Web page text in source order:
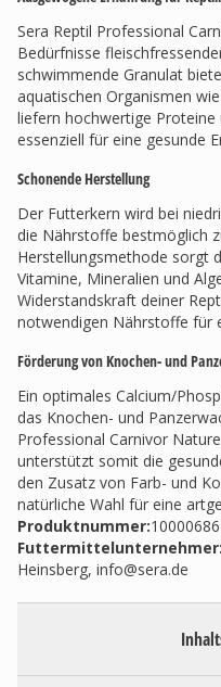
Sera Reptil Professional
Bedürfnisse
schwimmende Granulat
aquatischen Organismen
liefern hochwertige
essenziell für eine gesunde
Schonende Herstellung
Der Futterkern wird bei
die Nährstoffe bestmöglich
Herstellungsmethode sorgt
Vitamine, Mineralien und
Widerstandskraft deiner
notwendigen Nährstoffe für
Förderung von Knochen- und
Ein optimales Calcium/
das Knochen- und
Professional Carnivor
unterstützt somit die
den Zusatz von Farb- und
natürliche Wahl für eine
Produktnummer:
Futtermittelunternehmer:
Heinsberg, info@sera.de